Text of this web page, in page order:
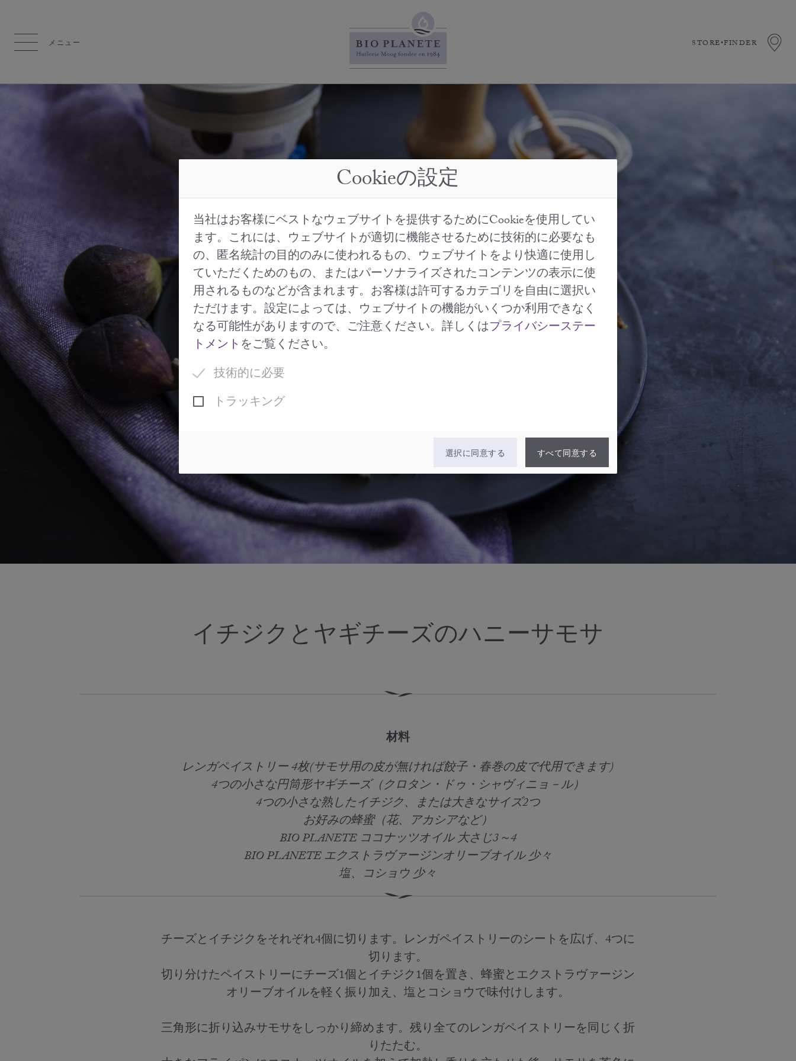
メニュー STORE•FINDER
Cookieの設定
当社はお客様にベストなウェブサイトを提供するためにCookieを使用してい
ます。これには、ウェブサイトが適切に機能させるために技術的に必要なも
の、匿名統計の目的のみに使われるもの、ウェブサイトをより快適に使用し
ていただくためのもの、またはパーソナライズされたコンテンツの表示に使
用されるものなどが含まれます。お客様は許可するカテゴリを自由に選択い
ただけます。設定によっては、ウェブサイトの機能がいくつか利用できなく
なる可能性がありますので、ご注意ください。詳しくはプライバシーステー
トメント をご覧ください。
技術的に必要
トラッキング
選択に同意する すべて同意する
イチジクとヤギチーズのハニーサモサ
材料
レンガペイストリー 4枚(サモサ用の皮が無ければ餃子・春巻の皮で代用できます)
4つの小さな円筒形ヤギチーズ（クロタン・ドゥ・シャヴィニョ－ル）
4つの小さな熟したイチジク、または大きなサイズ2つ
お好みの蜂蜜（花、アカシアなど）
BIO PLANETE ココナッツオイル 大さじ3～4
BIO PLANETE エクストラヴァージンオリーブオイル 少々
塩、コショウ 少々 ⠀
チーズとイチジクをそれぞれ4個に切ります。レンガペイストリーのシートを広げ、4つに
切ります。
切り分けたペイストリーにチーズ1個とイチジク1個を置き、蜂蜜とエクストラヴァージン
オリーブオイルを軽く振り加え、塩とコショウで味付けします。
三角形に折り込みサモサをしっかり締めます。残り全てのレンガペイストリーを同じく折
りたたむ。